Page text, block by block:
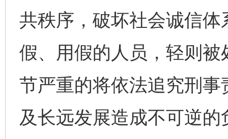
共秩序，破坏社会诚信
假、用假的人员，轻则
节严重的将依法追究刑
及长远发展造成不可逆